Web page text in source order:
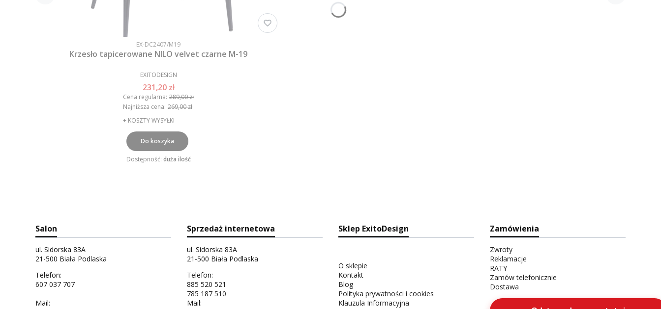
EX-DC2407/M19
Krzesło tapicerowane NILO velvet czarne M-19
EXITODESIGN
231,20 zł
Cena regularna: 289,00 zł
Najniższa cena: 269,00 zł
+ KOSZTY WYSYŁKI
Do koszyka
Dostępność: duża ilość
Salon
ul. Sidorska 83A
21-500 Biała Podlaska
Telefon:
607 037 707
Mail:
Sprzedaż internetowa
ul. Sidorska 83A
21-500 Biała Podlaska
Telefon:
885 520 521
785 187 510
Mail:
Sklep ExitoDesign
O sklepie
Kontakt
Blog
Polityka prywatności i cookies
Klauzula Informacyjna
Zamówienia
Zwroty
Reklamacje
RATY
Zamów telefonicznie
Dostawa